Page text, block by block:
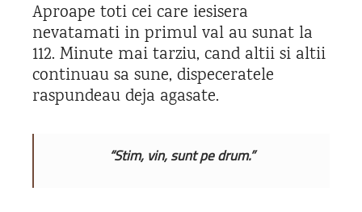
Aproape toti cei care iesisera
nevatamati in primul val au sunat la
112. Minute mai tarziu, cand altii si altii
continuau sa sune, dispeceratele
raspundeau deja agasate.
“Stim, vin, sunt pe drum.”